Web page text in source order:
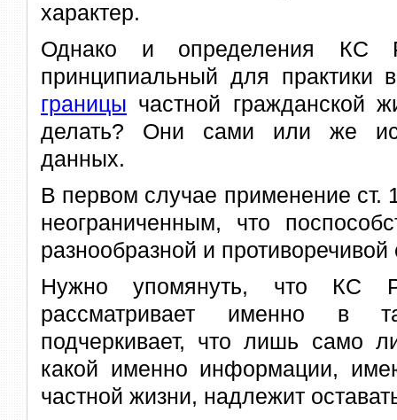
характер.
Однако и определения КС
принципиальный для практики
границы частной гражданской
делать? Они сами или же
данных.
В первом случае применение ст.
неограниченным, что
разнообразной и противоречивой
Нужно упомянуть, что
рассматривает именно в
подчеркивает, что лишь само
какой именно информации,
частной жизни, надлежит